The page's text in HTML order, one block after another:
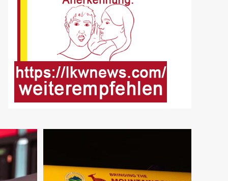
Offenburg, A5 – Zwei
Unfälle legen
Berufsverkehr lahm
FUHRPARK-UNTERNEHMENS-NEWS
Sattelauflieger im
Kundeneinsatz beim Bau
mobiler Strassen